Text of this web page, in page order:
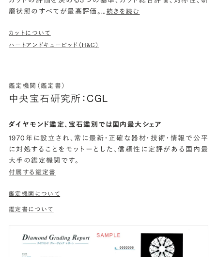
磨状態のすべてが最高評価。… 続きを読む
カットについて
ハートアンドキューピッド（H&C）
鑑定機関（鑑定書）
中央宝石研究所：CGL
ダイヤモンド鑑定、宝石鑑別では国内最大シェア
1970年に設立され、常に最新・正確な器材・技術・情報で公平
に対処することをモットーとした、信頼性に定評がある国内最
大手の鑑定機関です。
付属する鑑定書
鑑定機関について
鑑定書について